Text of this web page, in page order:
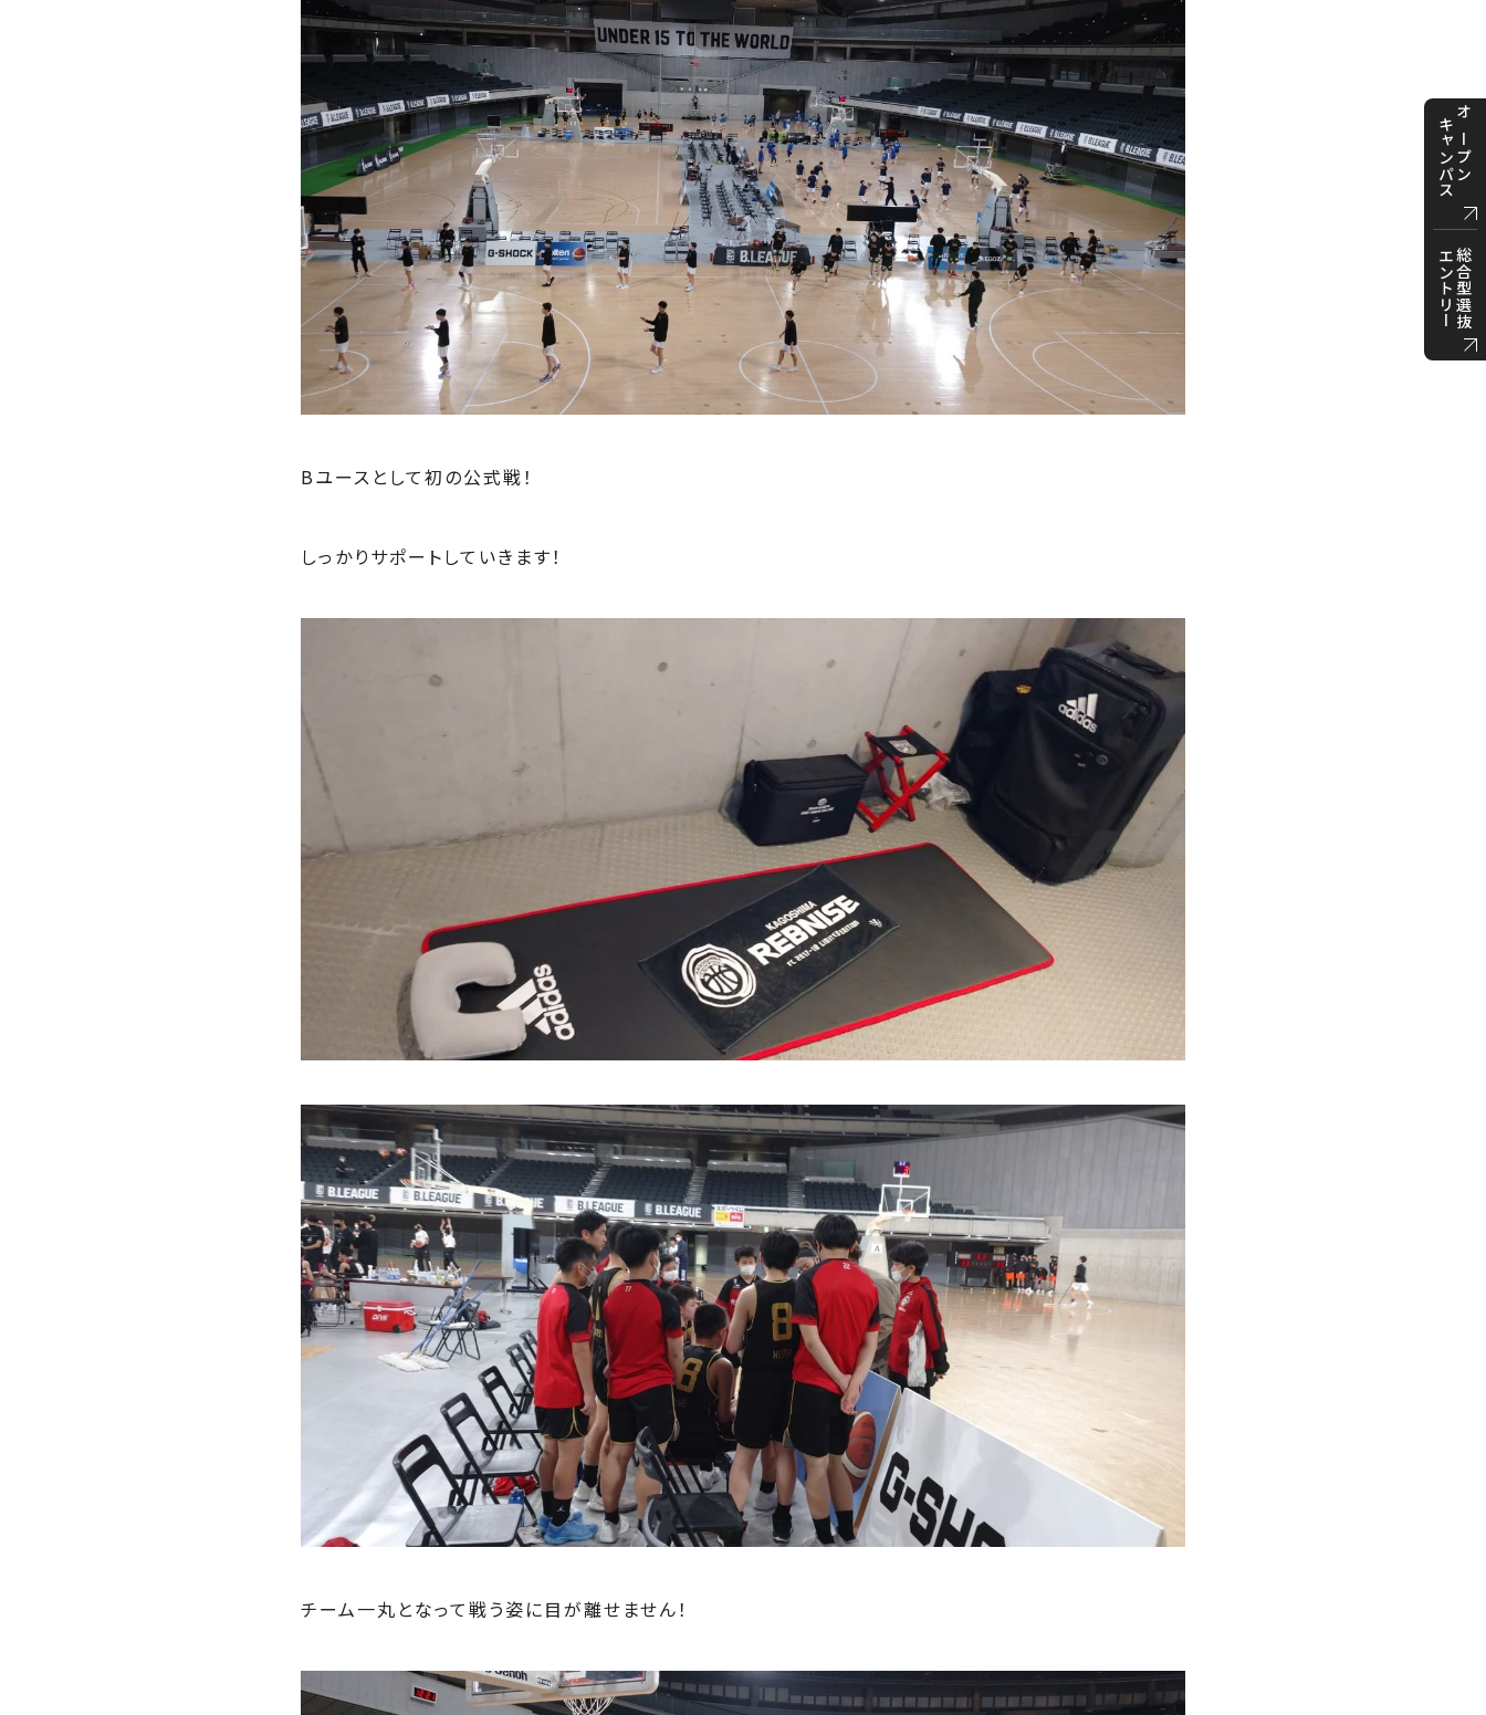
Bユースとして初の公式戦！
しっかりサポートしていきます！
チーム一丸となって戦う姿に目が離せません！
オープン
キャンパス
総合型選抜
エントリー